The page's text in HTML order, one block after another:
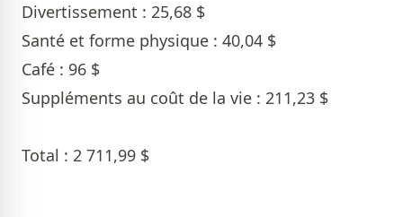
Divertissement : 25,68 $
Santé et forme physique : 40,04 $
Café : 96 $
Suppléments au coût de la vie : 211,23 $
Total : 2 711,99 $